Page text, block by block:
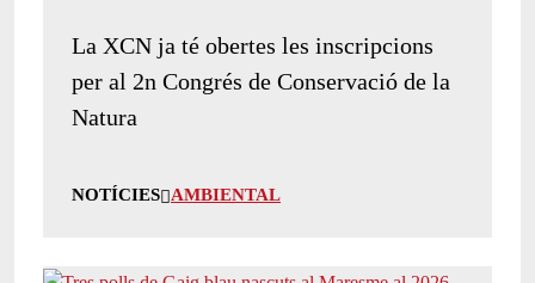
La XCN ja té obertes les inscripcions
per al 2n Congrés de Conservació de la
Natura
NOTÍCIES AMBIENTAL